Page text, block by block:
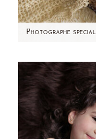
deuxième bébé à